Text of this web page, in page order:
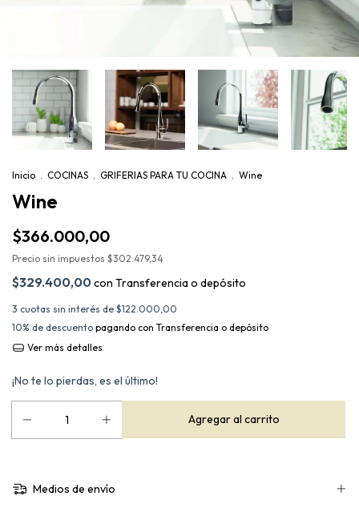
Inicio . COCINAS . GRIFERIAS PARA TU COCINA . Wine
Wine
$366.000,00
Precio sin impuestos $302.479,34
$329.400,00 con Transferencia o depósito
3 cuotas sin interés de $122.000,00
10% de descuento pagando con Transferencia o depósito
Ver más detalles
¡No te lo pierdas, es el último!
Medios de envío